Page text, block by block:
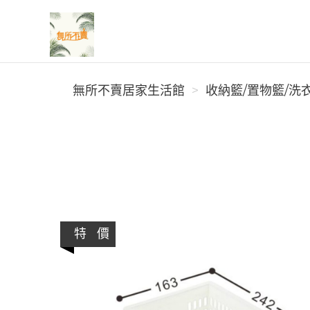
無所不賣居家生活館
無所不賣居家生活館
收納籃/置物籃/洗
特 價